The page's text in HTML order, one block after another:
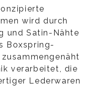
wird durch
und Satin-Nähte
Boxspring-
verarbeitet, die
Lederwaren